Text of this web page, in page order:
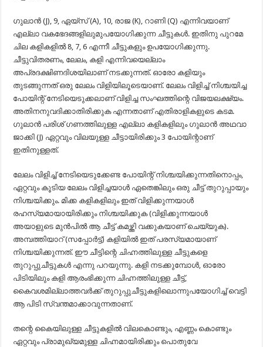
ഗുലാൻ (J), 9, ഏയ്സ് (A), 10, രാജ (K), റാണി (Q) എന്നിവയാണ്
എല്ലാ വകഭേദങ്ങളിലുമുപയോഗിക്കുന്ന ചീട്ടുകൾ. ഇതിനു പുറമേ‌
ചില കളികളിൽ 8, 7, 6 എന്നീ ചീട്ടുകളും ഉപയോഗിക്കുന്നു.
ചീട്ടുവിതരണം, ലേലം, കളി എന്നിവയെല്ലാം
അപ്രദക്ഷിണദിശയിലാണ് നടക്കുന്നത്. ഓരോ കളിയും
തുടങ്ങുന്നത് ഒരു ലേലം വിളിയിലൂടെയാണ്. ലേലം വിളിച്ച് നിശ്ചയിച്ച
പോയിന്റ് നേടിയെടുക്കലാണ് വിളിച്ച സംഘത്തിന്റെ വിജയലക്ഷ്യം.
അതിനനുവദിക്കാതിരിക്കുക എന്നതാണ് എതിരാളികളുടെ കടമ.
ഗുലാൻ പരിശ് ഗണത്തിലുള്ള എല്ലാ കളികളിലും ഗുലാൻ അഥവാ
ജാക്കി (J) ഏറ്റവും വിലയുള്ള ചീട്ടായിരിക്കും 3 പോയിന്റാണ്
ഇതിനുള്ളത്.
ലേലം വിളിച്ച് നേടിയെടുക്കേണ്ട പോയിന്റ് നിശ്ചയിക്കുന്നതിനൊപ്പം,
ഏറ്റവും കൂടിയ ലേലം വിളിച്ചയാൾ ഏതെങ്കിലും ഒരു ചീട്ട് തുറുപ്പായും
നിശ്ചയിക്കും. മിക്ക കളികളിലും ഇത് വിളിക്കുന്നയാൾ
രഹസ്യമായായിരിക്കും നിശ്ചയിക്കുക (വിളിക്കുന്നയാൾ
അയാളുടെ മുൻപിൽ ആ ചീട്ട് കമഴ്ത്തി വക്കുകയാണ് ചെയ്യുക).
അമ്പത്തിയാറ് (സപ്പോർട്ട്) കളിയിൽ ഇത് പരസ്യമായാണ്
നിശ്ചയിക്കുന്നത്. ഈ ചീട്ടിന്റെ ചിഹ്നത്തിലുള്ള ചീട്ടുകളെ
തുറുപ്പുചീട്ടുകൾ എന്നു പറയുന്നു. കളി നടക്കുമ്പോൾ, ഓരോ
പിടിയിലും കളി ആരംഭിക്കുന്ന ചിഹ്നത്തിലുള്ള ചീട്ട്,
കൈവശമില്ലാത്തവർക്ക് തുറുപ്പുചീട്ടുകളിലൊന്നുപയോഗിച്ച് വെട്ടി
ആ പിടി സ്വന്തമാക്കാവുന്നതാണ്.
തന്റെ കൈയിലുള്ള ചീട്ടുകളിൽ വിലകൊണ്ടും, എണ്ണം കൊണ്ടും
ഏറ്റവും പ്രാമുഖ്യമുള്ള ചിഹ്നമായിരിക്കും പൊതുവേ